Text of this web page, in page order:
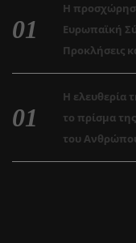
Η
Ευρωπαϊκή
Προκλήσεις
Η ελευθερία
το πρίσμα
του